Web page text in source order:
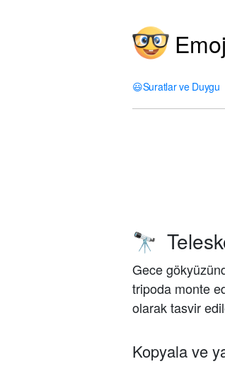
😃Suratlar ve Duygu
🔭
Gece
tripoda monte
olarak tasvir
Kopyala ve